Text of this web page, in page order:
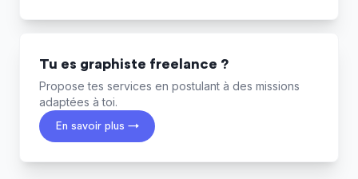
Tu es graphiste freelance ?
Propose tes services en postulant à des missions
adaptées à toi.
En savoir plus →